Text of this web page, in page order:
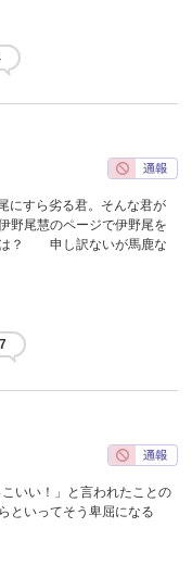
にすら劣る君。そんな君が
野尾慧のページで伊野尾を
は？ 申し訳ないが馬鹿な
7
いい！」と言われたことの
といってそう卑屈になる